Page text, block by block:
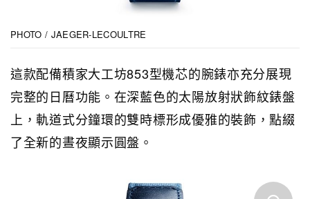
PHOTO / JAEGER-LECOULTRE
這款配備積家大工坊853型機芯的腕錶亦充分展現
完整的日曆功能。在深藍色的太陽放射狀飾紋錶盤
上，軌道式分鐘環的雙時標形成優雅的裝飾，點綴
了全新的晝夜顯示圓盤。